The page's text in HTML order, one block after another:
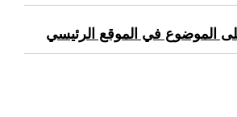
الموضوع في الموقع الرئيسي